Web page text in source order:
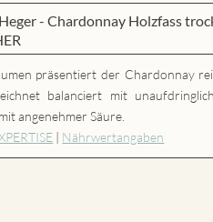
- Chardonnay Holzfass
präsentiert der Chardonnay
balanciert mit
angenehmer Säure.
| Nährwertangaben